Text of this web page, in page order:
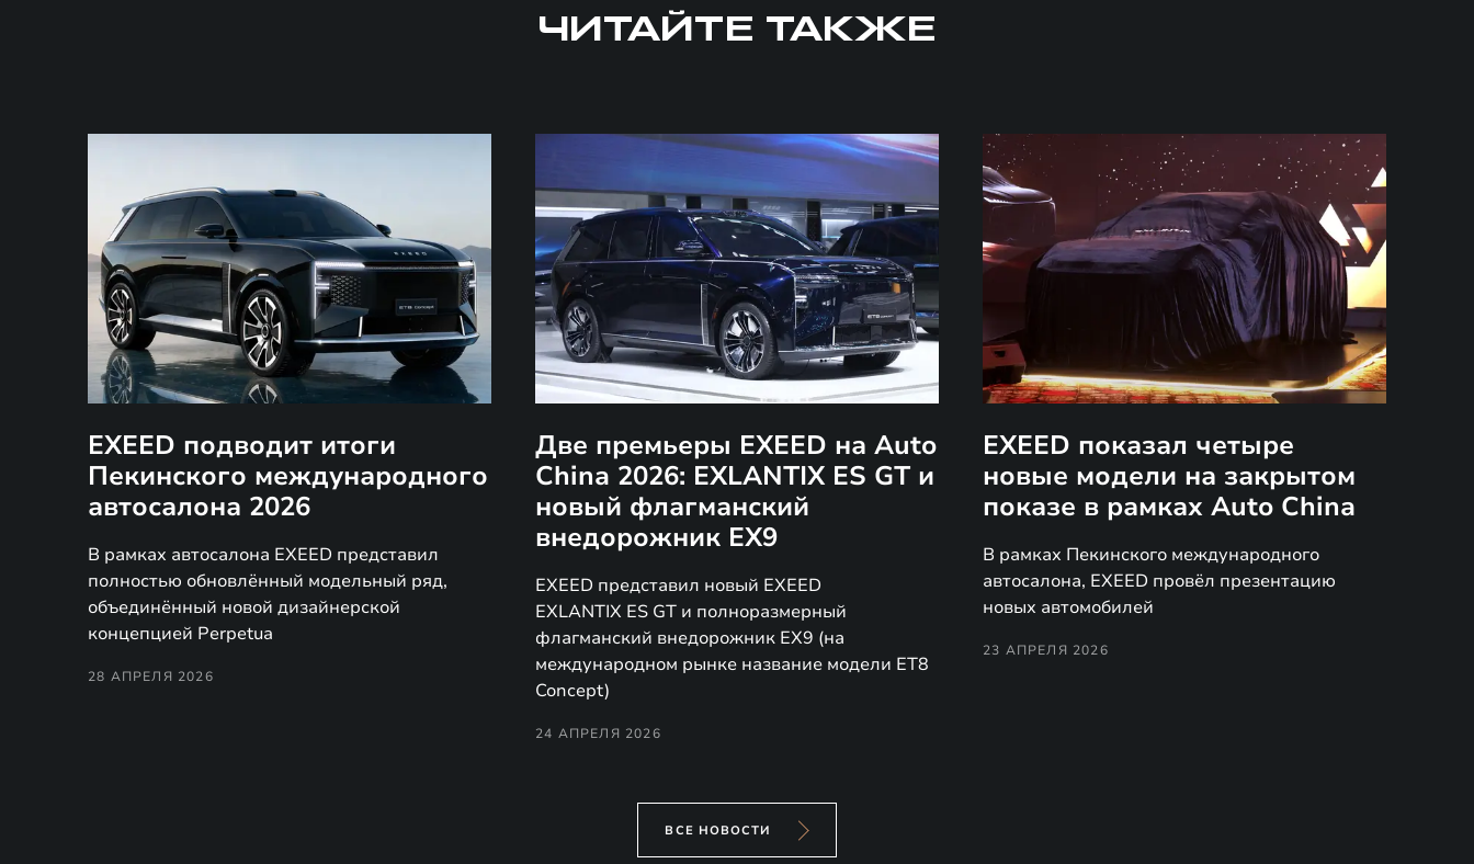
ЧИТАЙТЕ ТАКЖЕ
EXEED подводит итоги
Пекинского международного
автосалона 2026
В рамках автосалона EXEED представил
полностью обновлённый модельный ряд,
объединённый новой дизайнерской
концепцией Perpetua
28 АПРЕЛЯ 2026
Две премьеры EXEED на Auto
China 2026: EXLANTIX ES GT и
новый флагманский
внедорожник EX9
EXEED представил новый EXEED
EXLANTIX ES GT и полноразмерный
флагманский внедорожник EX9 (на
международном рынке название модели ET8
Concept)
24 АПРЕЛЯ 2026
EXEED показал четыре
новые модели на закрытом
показе в рамках Auto China
В рамках Пекинского международного
автосалона, EXEED провёл презентацию
новых автомобилей
23 АПРЕЛЯ 2026
ВСЕ НОВОСТИ